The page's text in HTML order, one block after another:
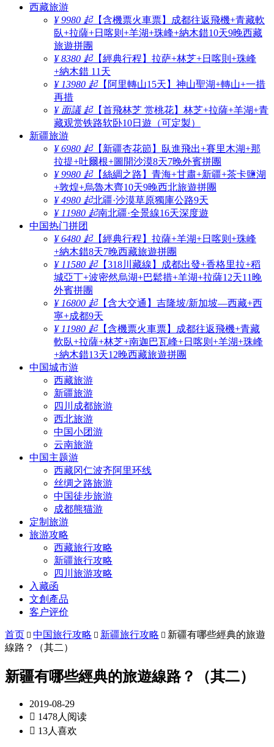
西藏旅游
¥ 9980 起【含機票火車票】成都往返飛機+青藏軟
臥+拉薩+日喀则+羊湖+珠峰+納木錯10天9晚西藏
旅遊拼團
¥ 8380 起【經典行程】拉萨+林芝+日喀則+珠峰
+納木錯 11天
¥ 13980 起【阿里轉山15天】神山聖湖+轉山+一措
再措
¥ 面議 起【首飛林芝 赏桃花】林芝+拉薩+羊湖+青
藏观赏铁路软卧10日遊（可定製）
新疆旅游
¥ 6980 起【新疆杏花節】臥進飛出+賽里木湖+那
拉提+吐爾根+圖開沙漠8天7晚外賓拼團
¥ 9980 起【絲綢之路】青海+甘肅+新疆+茶卡鹽湖
+敦煌+烏魯木齊10天9晚西北旅遊拼團
¥ 4980 起北疆·沙漠草原獨庫公路9天
¥ 11980 起南北疆·全景線16天深度遊
中国热门拼团
¥ 6480 起【經典行程】拉薩+羊湖+日喀则+珠峰
+納木錯8天7晚西藏旅遊拼團
¥ 11580 起【318川藏線】成都出發+香格里拉+稻
城亞丁+波密然烏湖+巴鬆措+羊湖+拉薩12天11晚
外賓拼團
¥ 16800 起【含大交通】吉隆坡/新加坡—西藏+西
寧+成都9天
¥ 11980 起【含機票火車票】成都往返飛機+青藏
軟臥+拉薩+林芝+南迦巴瓦峰+日喀则+羊湖+珠峰
+納木錯13天12晚西藏旅遊拼團
中国城市游
西藏旅游
新疆旅游
四川成都旅游
西北旅游
中国小团游
云南旅游
中国主题游
西藏冈仁波齐阿里环线
丝绸之路旅游
中国徒步旅游
成都熊猫游
定制旅游
旅游攻略
西藏旅行攻略
新疆旅行攻略
四川旅游攻略
入藏函
文創產品
客户评价
首页  中国旅行攻略  新疆旅行攻略  新疆有哪些經典的旅遊
線路？（其二）
新疆有哪些經典的旅遊線路？（其二）
2019-08-29
 1478人阅读
 13人喜欢